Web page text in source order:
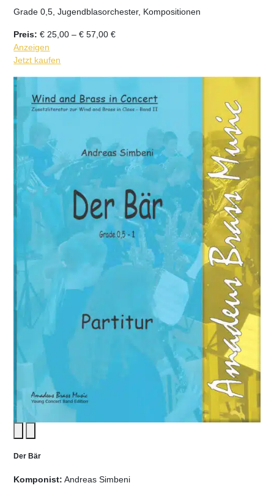
Grade 0,5, Jugendblasorchester, Kompositionen
Preis: € 25,00 –€ 57,00Preisspanne:
€
Anzeigen
Jetzt kaufen
Der Bär
Komponist: Andreas Simbeni